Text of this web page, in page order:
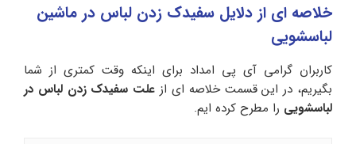
خلاصه ای از دلایل سفیدک زدن لباس در ماشین
لباسشویی
کاربران گرامی آی‌ پی امداد برای اینکه وقت کمتری از شما
بگیریم، در این قسمت خلاصه ای از علت سفیدک زدن لباس در
لباسشویی را مطرح کرده ایم.